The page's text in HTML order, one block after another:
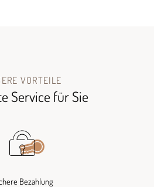
VORTEILE
Service für Sie
Bezahlung